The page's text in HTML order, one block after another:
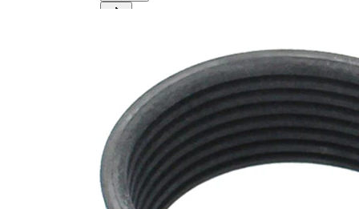
2035 mm
28,48 mm
Culoare
negru
Numar
nervuri
8
SVHC
Nu sunt
disponibile
substante
SVHC